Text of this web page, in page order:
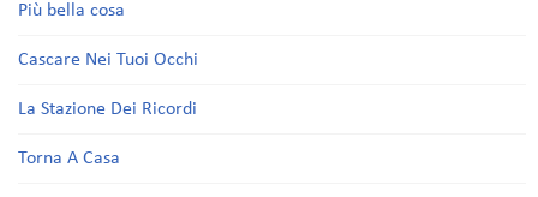
Più bella cosa
Cascare Nei Tuoi Occhi
La Stazione Dei Ricordi
Torna A Casa